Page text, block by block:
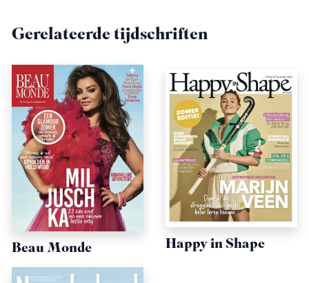
Gerelateerde tijdschriften
Beau Monde Happy in Shape